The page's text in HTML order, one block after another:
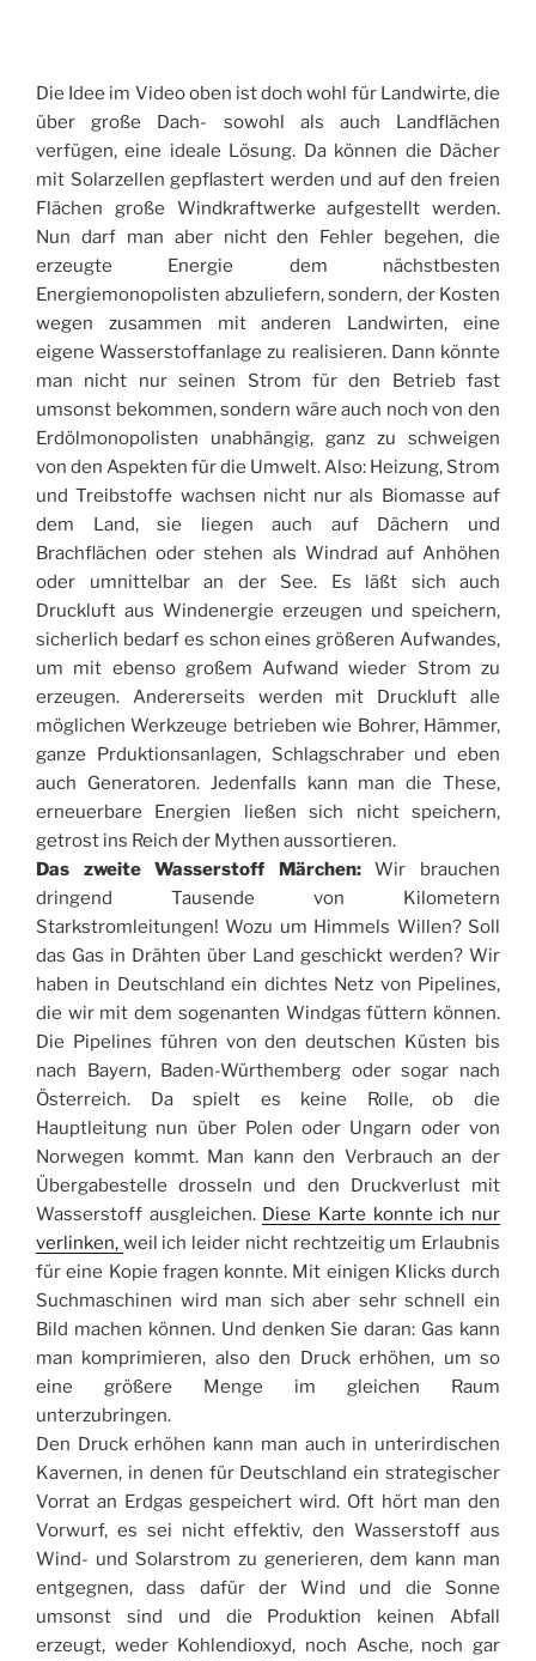
Die Idee im Video oben ist doch wohl für Landwirte, die
über große Dach- sowohl als auch Landflächen
verfügen, eine ideale Lösung. Da können die Dächer
mit Solarzellen gepflastert werden und auf den freien
Flächen große Windkraftwerke aufgestellt werden.
Nun darf man aber nicht den Fehler begehen, die
erzeugte Energie dem nächstbesten
Energiemonopolisten abzuliefern, sondern, der Kosten
wegen zusammen mit anderen Landwirten, eine
eigene Wasserstoffanlage zu realisieren. Dann könnte
man nicht nur seinen Strom für den Betrieb fast
umsonst bekommen, sondern wäre auch noch von den
Erdölmonopolisten unabhängig, ganz zu schweigen
von den Aspekten für die Umwelt. Also: Heizung, Strom
und Treibstoffe wachsen nicht nur als Biomasse auf
dem Land, sie liegen auch auf Dächern und
Brachflächen oder stehen als Windrad auf Anhöhen
oder umnittelbar an der See. Es läßt sich auch
Druckluft aus Windenergie erzeugen und speichern,
sicherlich bedarf es schon eines größeren Aufwandes,
um mit ebenso großem Aufwand wieder Strom zu
erzeugen. Andererseits werden mit Druckluft alle
möglichen Werkzeuge betrieben wie Bohrer, Hämmer,
ganze Prduktionsanlagen, Schlagschraber und eben
auch Generatoren. Jedenfalls kann man die These,
erneuerbare Energien ließen sich nicht speichern,
getrost ins Reich der Mythen aussortieren.
Das zweite Wasserstoff Märchen:Wir brauchen
dringend Tausende von Kilometern
Starkstromleitungen! Wozu um Himmels Willen? Soll
das Gas in Drähten über Land geschickt werden? Wir
haben in Deutschland ein dichtes Netz von Pipelines,
die wir mit dem sogenanten Windgas füttern können.
Die Pipelines führen von den deutschen Küsten bis
nach Bayern, Baden-Würthemberg oder sogar nach
Österreich. Da spielt es keine Rolle, ob die
Hauptleitung nun über Polen oder Ungarn oder von
Norwegen kommt. Man kann den Verbrauch an der
Übergabestelle drosseln und den Druckverlust mit
Wasserstoff ausgleichen. Diese Karte konnte ich nur
verlinken, weil ich leider nicht rechtzeitig um Erlaubnis
für eine Kopie fragen konnte. Mit einigen Klicks durch
Suchmaschinen wird man sich aber sehr schnell ein
Bild machen können. Und denken Sie daran: Gas kann
man komprimieren, also den Druck erhöhen, um so
eine größere Menge im gleichen Raum
unterzubringen.
Den Druck erhöhen kann man auch in unterirdischen
Kavernen, in denen für Deutschland ein strategischer
Vorrat an Erdgas gespeichert wird. Oft hört man den
Vorwurf, es sei nicht effektiv, den Wasserstoff aus
Wind- und Solarstrom zu generieren, dem kann man
entgegnen, dass dafür der Wind und die Sonne
umsonst sind und die Produktion keinen Abfall
erzeugt, weder Kohlendioxyd, noch Asche, noch gar